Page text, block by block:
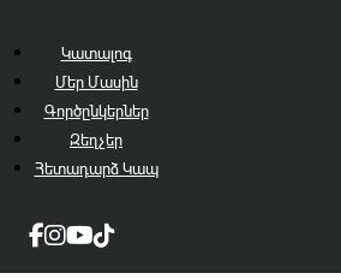
Կատալոգ
Մեր Մասին
Գործընկերներ
Զեղչեր
Հետադարձ Կապ